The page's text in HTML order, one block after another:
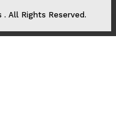
All Rights Reserved.